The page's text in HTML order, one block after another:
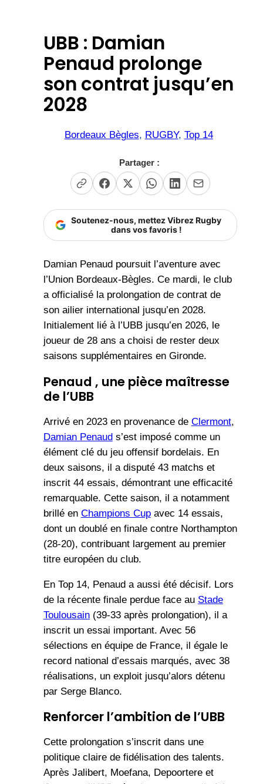
UBB : Damian
Penaud prolonge
son contrat jusqu’en
2028
Bordeaux Bègles, RUGBY, Top 14
Partager :
Soutenez-nous, mettez Vibrez Rugby
dans vos favoris !
Damian Penaud poursuit l’aventure avec
l’Union Bordeaux-Bègles. Ce mardi, le club
a officialisé la prolongation de contrat de
son ailier international jusqu’en 2028.
Initialement lié à l’UBB jusqu’en 2026, le
joueur de 28 ans a choisi de rester deux
saisons supplémentaires en Gironde.
Penaud , une pièce maîtresse
de l’UBB
Arrivé en 2023 en provenance de Clermont,
Damian Penauds’est imposé comme un
élément clé du jeu offensif bordelais. En
deux saisons, il a disputé 43 matchs et
inscrit 44 essais, démontrant une efficacité
remarquable. Cette saison, il a notamment
brillé en Champions Cupavec 14 essais,
dont un doublé en finale contre Northampton
(28-20), contribuant largement au premier
titre européen du club.
En Top 14, Penaud a aussi été décisif. Lors
de la récente finale perdue face au Stade
Toulousain(39-33 après prolongation), il a
inscrit un essai important. Avec 56
sélections en équipe de France, il égale le
record national d’essais marqués, avec 38
réalisations, un exploit jusqu’alors détenu
par Serge Blanco.
Renforcer l’ambition de l’UBB
Cette prolongation s’inscrit dans une
politique claire de fidélisation des talents.
Après Jalibert, Moefana, Depoortere et